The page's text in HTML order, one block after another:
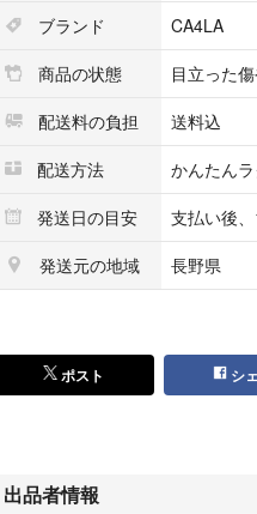
(素人採寸のため多少の誤差はご了承
[状態]
スカーフを頭の上から一度着用し
保管に伴うごくわずかなシワがござ
簡単に整えていただけます。
#Babelboon_Archive #CA4LA #カ
帽子 #リボンハット #夏コーデ #紫
ブランド
CA4LA
商品の状態
目立った
配送料の負担
送料込
配送方法
かんたん
発送日の目安
支払い後
発送元の地域
長野県
ポスト シ
出品者情報